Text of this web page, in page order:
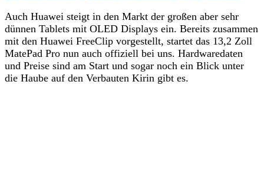
Auch Huawei steigt in den Markt der großen aber sehr
dünnen Tablets mit OLED Displays ein. Bereits zusammen
mit den Huawei FreeClip vorgestellt, startet das 13,2 Zoll
MatePad Pro nun auch offiziell bei uns. Hardwaredaten
und Preise sind am Start und sogar noch ein Blick unter
die Haube auf den Verbauten Kirin gibt es.